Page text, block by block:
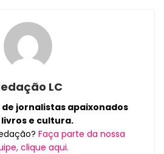
LC
de jornalistas apaixonados
e cultura.
Faça parte da nossa
clique aqui.